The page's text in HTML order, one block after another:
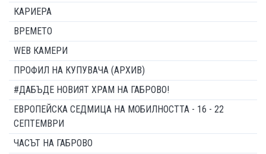
КАРИЕРА
ВРЕМЕТО
WEB КАМЕРИ
ПРОФИЛ НА КУПУВАЧА (АРХИВ)
#ДАБЪДЕ НОВИЯТ ХРАМ НА ГАБРОВО!
ЕВРОПЕЙСКА СЕДМИЦА НА МОБИЛНОСТТА - 16 - 22
СЕПТЕМВРИ
ЧАСЪТ НА ГАБРОВО